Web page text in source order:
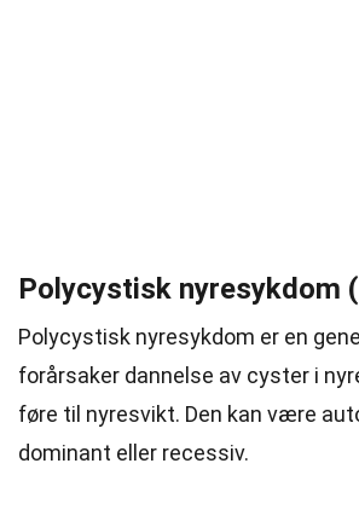
Polycystisk nyresykdom
Polycystisk nyresykdom er en
forårsaker dannelse av cyster i
føre til nyresvikt. Den kan være
dominant eller recessiv.